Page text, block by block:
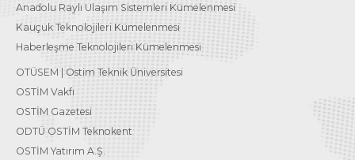
Anadolu Raylı Ulaşım Sistemleri Kümelenmesi
Kauçuk Teknolojileri Kümelenmesi
Haberleşme Teknolojileri Kümelenmesi
OTÜSEM | Ostim Teknik Üniversitesi
OSTİM Vakfı
OSTİM Gazetesi
ODTÜ OSTİM Teknokent
OSTİM Yatırım A.Ş.